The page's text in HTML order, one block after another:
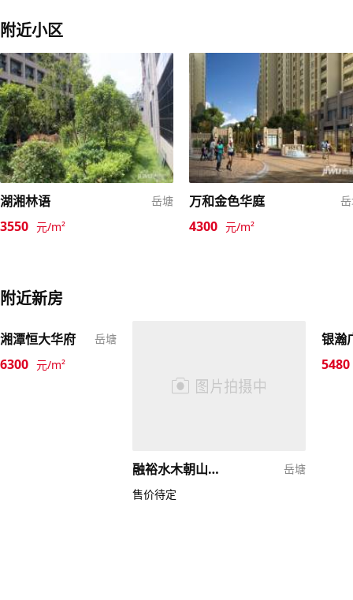
附近小区
湖湘林语 岳塘
3550 元/m²
万和金色华庭
4300 元/m²
附近新房
湘潭恒大华府 岳塘
6300 元/m²
融裕水木朝山文旅小镇
岳塘
售价待定
银瀚
5480